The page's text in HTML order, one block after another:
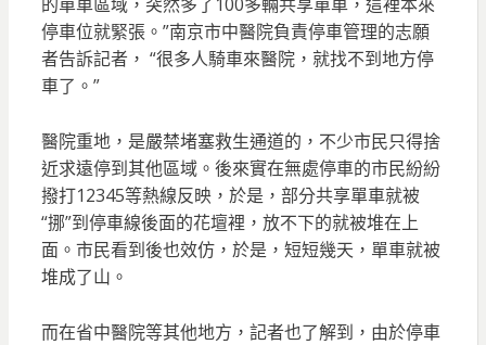
停車位就緊張。”南京市中醫院負責停車管理的志願
者告訴記者， “很多人騎車來醫院，就找不到地方停
車了。”
醫院重地，是嚴禁堵塞救生通道的，不少市民只得捨
近求遠停到其他區域。後來實在無處停車的市民紛紛
撥打12345等熱線反映，於是，部分共享單車就被
“挪”到停車線後面的花壇裡，放不下的就被堆在上
面。市民看到後也效仿，於是，短短幾天，單車就被
堆成了山。
而在省中醫院等其他地方，記者也了解到，由於停車